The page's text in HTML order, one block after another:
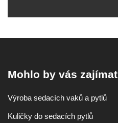
Mohlo by vás zajímat
Výroba sedacích vaků a pytlů
Kuličky do sedacích pytlů